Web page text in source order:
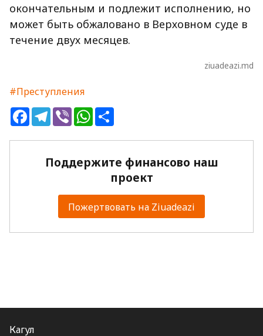
окончательным и подлежит исполнению, но
может быть обжаловано в Верховном суде в
течение двух месяцев.
ziuadeazi.md
#Преступления
FacebookTelegram
ViberWhatsApp
Поддержите финансово наш
проект
Пожертвовать на Ziuadeazi
Кагул